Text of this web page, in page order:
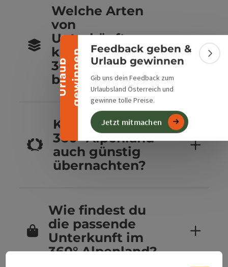
U
r
l
a
u
b
g
e
w
i
n
n
en
Banner einklappen
Feedback geben &
Urlaub gewinnen
Gib uns dein Feedback zum
Urlaubsland Österreich und
gewinne tolle Preise.
Jetzt mitmachen
Welche Arten
von
Unterkünften
kannst du im
360° Alpenland
buchen?
Kannst du im
360° Alpenland
auch günstig
übernachten?
Wie findest du
die passende
Unterkunft im
360° Alpenland?